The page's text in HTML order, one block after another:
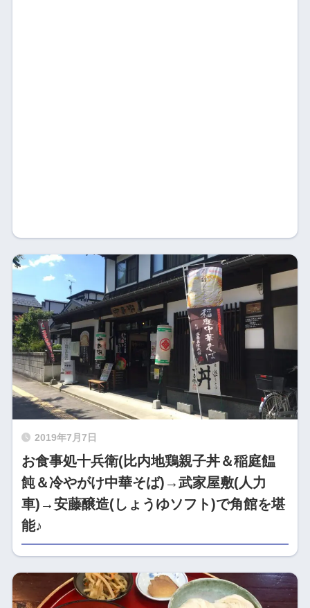
2019年7月7日
お食事処十兵衛(比内地鶏親子丼＆稲庭饂
飩＆冷やがけ中華そば)→武家屋敷(人力
車)→安藤醸造(しょうゆソフト)で角館を堪
能♪